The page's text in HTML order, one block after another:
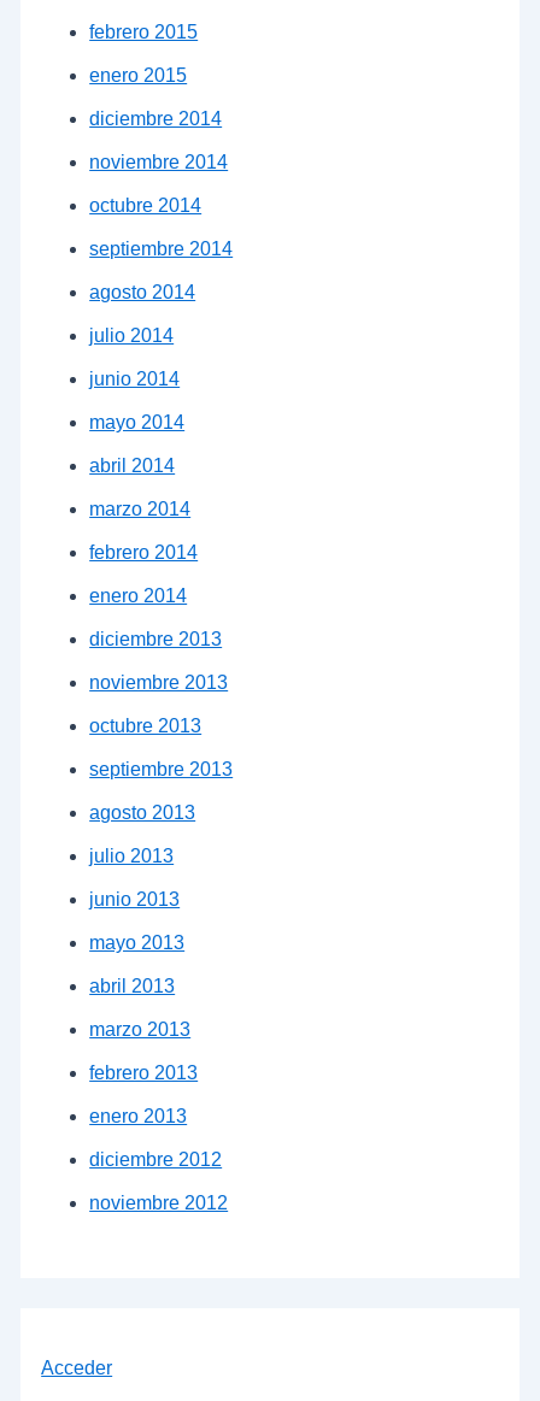
febrero 2015
enero 2015
diciembre 2014
noviembre 2014
octubre 2014
septiembre 2014
agosto 2014
julio 2014
junio 2014
mayo 2014
abril 2014
marzo 2014
febrero 2014
enero 2014
diciembre 2013
noviembre 2013
octubre 2013
septiembre 2013
agosto 2013
julio 2013
junio 2013
mayo 2013
abril 2013
marzo 2013
febrero 2013
enero 2013
diciembre 2012
noviembre 2012
Acceder